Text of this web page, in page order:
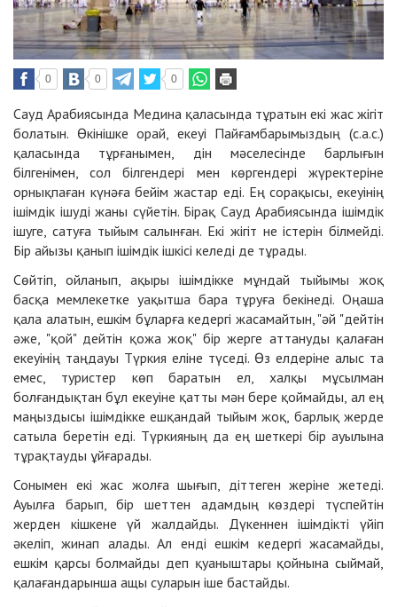
0 0 0
Сауд Арабиясында Медина қаласында тұратын екі жас жігіт
болатын. Өкінішке орай, екеуі Пайғамбарымыздың (с.а.с.)
қаласында тұрғанымен, дін мәселесінде барлығын
білгенімен, сол білгендері мен көргендері жүректеріне
орнықпаған күнәға бейім жастар еді. Ең сорақысы, екеуінің
ішімдік ішуді жаны сүйетін. Бірақ Сауд Арабиясында ішімдік
ішуге, сатуға тыйым салынған. Екі жігіт не істерін білмейді.
Бір айызы қанып ішімдік ішкісі келеді де тұрады.
Сөйтіп, ойланып, ақыры ішімдікке мұндай тыйымы жоқ
басқа мемлекетке уақытша бара тұруға бекінеді. Оңаша
қала алатын, ешкім бұларға кедергі жасамайтын, "әй "дейтін
әже, "қой" дейтін қожа жоқ" бір жерге аттануды қалаған
екеуінің таңдауы Түркия еліне түседі. Өз елдеріне алыс та
емес, туристер көп баратын ел, халқы мұсылман
болғандықтан бұл екеуіне қатты мән бере қоймайды, ал ең
маңыздысы ішімдікке ешқандай тыйым жоқ, барлық жерде
сатыла беретін еді. Түркияның да ең шеткері бір ауылына
тұрақтауды ұйғарады.
Сонымен екі жас жолға шығып, діттеген жеріне жетеді.
Ауылға барып, бір шеттен адамдың көздері түспейтін
жерден кішкене үй жалдайды. Дүкеннен ішімдікті үйіп
әкеліп, жинап алады. Ал енді ешкім кедергі жасамайды,
ешкім қарсы болмайды деп қуаныштары қойнына сыймай,
қалағандарынша ащы суларын іше бастайды.